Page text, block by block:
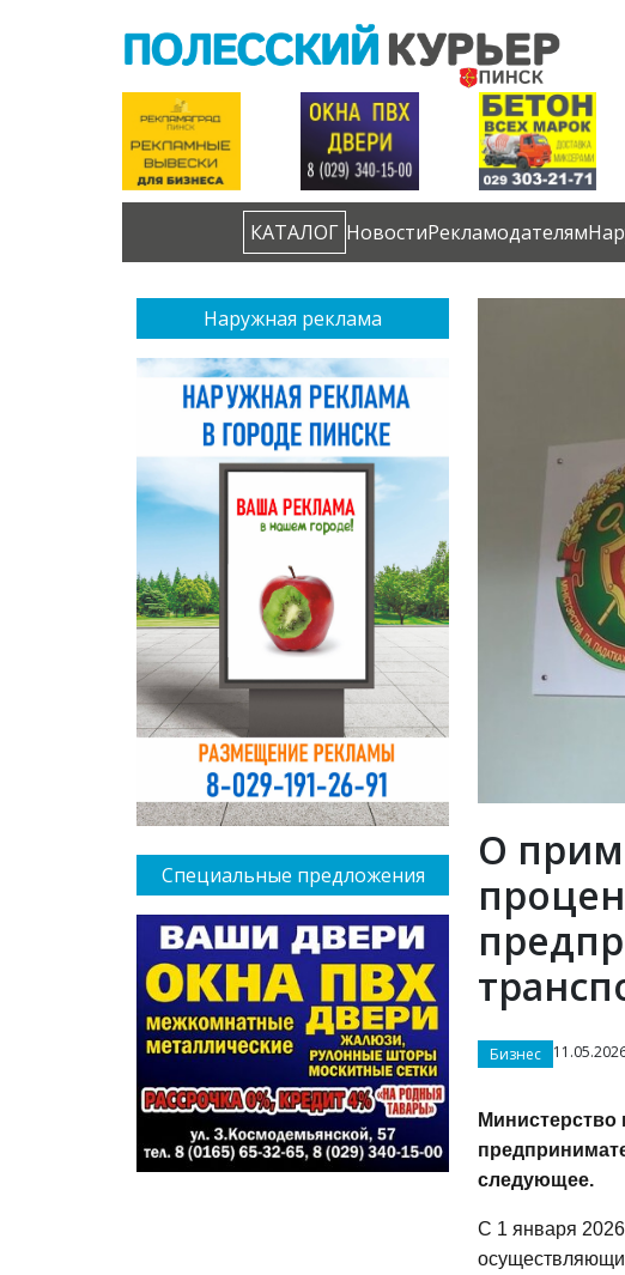
КАТАЛОГ НовостиРекламодателям
Наружная реклама
Специальные предложения
О
Бизнес
следующее.
С 1 января